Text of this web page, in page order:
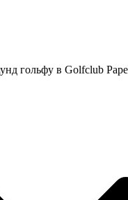
гольфу в Golfclub